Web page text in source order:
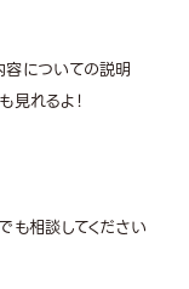
についての説明
見れるよ！
も相談してください